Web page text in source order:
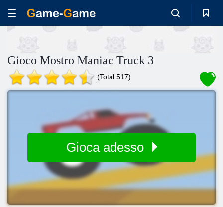
Gioco Mostro Maniac Truck 3
(Total 517)
Gioca adesso